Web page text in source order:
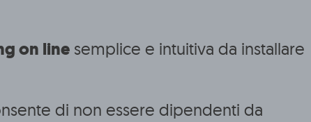
on line semplice e intuitiva da installare
di non essere dipendenti da